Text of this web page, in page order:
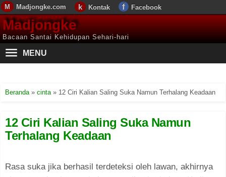
Madjongke.com Kontak Facebook
Madjongke
Bacaan Santai Kehidupan Sehari-hari
MENU
Beranda» cinta» 12 Ciri Kalian Saling Suka Namun Terhalang Keadaan
12 Ciri Kalian Saling Suka Namun
Terhalang Keadaan
Rasa suka jika berhasil terdeteksi oleh lawan, akhirnya